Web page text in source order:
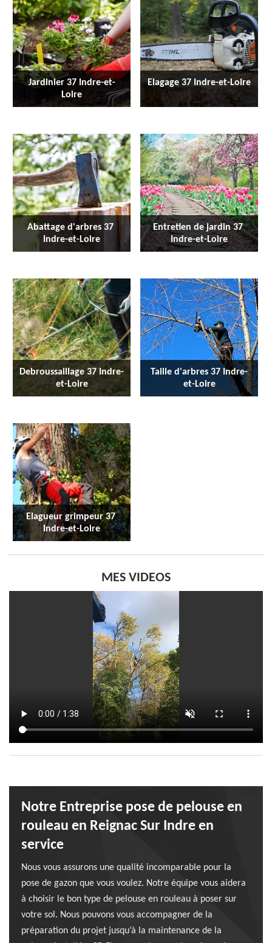
Jardinier 37 Indre-et-
Loire
Elagage 37 Indre-et-Loire
Abattage d'arbres 37
Indre-et-Loire
Entretien de jardin 37
Indre-et-Loire
Debroussaillage 37 Indre-
et-Loire
Taille d'arbres 37 Indre-
et-Loire
Elagueur grimpeur 37
Indre-et-Loire
MES VIDEOS
Notre Entreprise pose de pelouse en
rouleau en Reignac Sur Indre en
service
Nous vous assurons une qualité incomparable pour la
pose de gazon que vous voulez. Notre équipe vous aidera
à choisir le bon type de pelouse en rouleau à poser sur
votre sol. Nous pouvons vous accompagner de la
préparation du projet jusqu’à la maintenance de la